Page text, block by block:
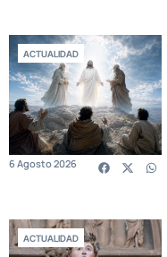
ACTUALIDAD
6 Agosto 2026
ACTUALIDAD